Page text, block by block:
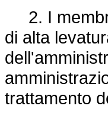
2. I membri
di alta
trattamento